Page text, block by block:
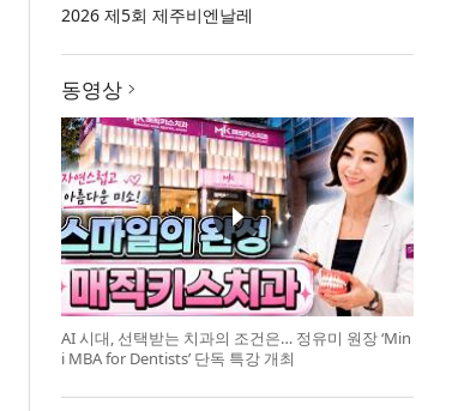
2026 제5회 제주비엔날레
동영상
AI 시대, 선택받는 치과의 조건은… 정유미 원장 ‘Min
i MBA for Dentists’ 단독 특강 개최